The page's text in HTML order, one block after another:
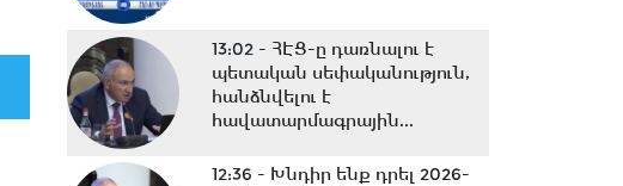
13:02 - ՀԷՑ-ը դառնալու է
պետական սեփականություն,
հանձնվելու է
հավատարմագրային...
12:36 - Խնդիր ենք դրել 2026-